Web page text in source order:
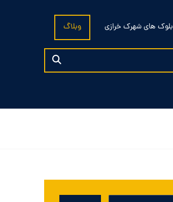
بلوک های شهرک خرازی وبلاگ